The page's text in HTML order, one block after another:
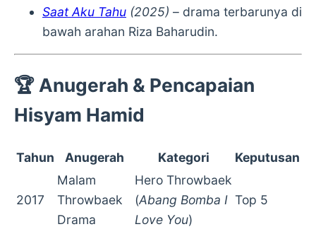
Saat Aku Tahu (2025) – drama terbarunya di
bawah arahan Riza Baharudin.
🏆Anugerah & Pencapaian
Hisyam Hamid
Tahun Anugerah Kategori Keputusan
2017
Malam
Throwbaek
Drama
Hero Throwbaek
(Abang Bomba I
Love You)
Top 5